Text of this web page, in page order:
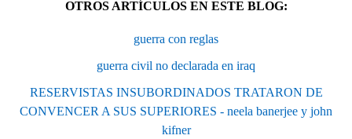
OTROS ARTÍCULOS EN ESTE BLOG:
guerra con reglas
guerra civil no declarada en iraq
RESERVISTAS INSUBORDINADOS TRATARON DE
CONVENCER A SUS SUPERIORES - neela banerjee y john
kifner